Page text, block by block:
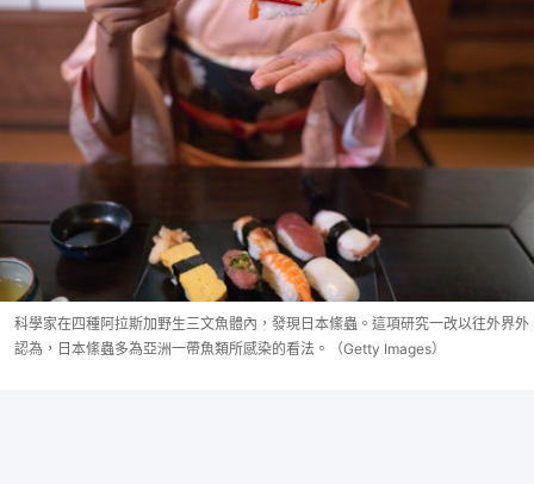
科學家在四種阿拉斯加野生三文魚體內，發現日本絛蟲。這項研究一改以往外界外
認為，日本絛蟲多為亞洲一帶魚類所感染的看法。（Getty Images）